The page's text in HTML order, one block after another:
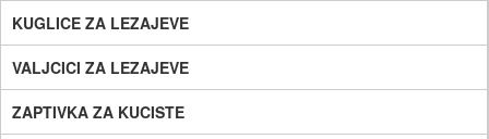
KUGLICE ZA LEZAJEVE
VALJCICI ZA LEZAJEVE
ZAPTIVKA ZA KUCISTE